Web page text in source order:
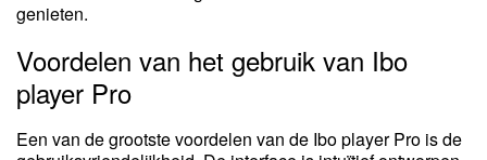
genieten.
Voordelen van het gebruik van Ibo
player Pro
Een van de grootste voordelen van de Ibo player Pro is de